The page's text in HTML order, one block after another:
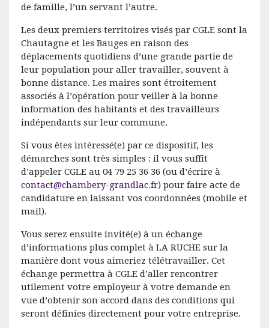
de famille, l’un servant l’autre.
Les deux premiers territoires visés par CGLE sont la
Chautagne et les Bauges en raison des
déplacements quotidiens d’une grande partie de
leur population pour aller travailler, souvent à
bonne distance. Les maires sont étroitement
associés à l’opération pour veiller à la bonne
information des habitants et des travailleurs
indépendants sur leur commune.
Si vous êtes intéressé(e) par ce dispositif, les
démarches sont très simples : il vous suffit
d’appeler CGLE au 04 79 25 36 36 (ou d’écrire à
contact@chambery-grandlac.fr) pour faire acte de
candidature en laissant vos coordonnées (mobile et
mail).
Vous serez ensuite invité(e) à un échange
d’informations plus complet à LA RUCHE sur la
manière dont vous aimeriez télétravailler. Cet
échange permettra à CGLE d’aller rencontrer
utilement votre employeur à votre demande en
vue d’obtenir son accord dans des conditions qui
seront définies directement pour votre entreprise.